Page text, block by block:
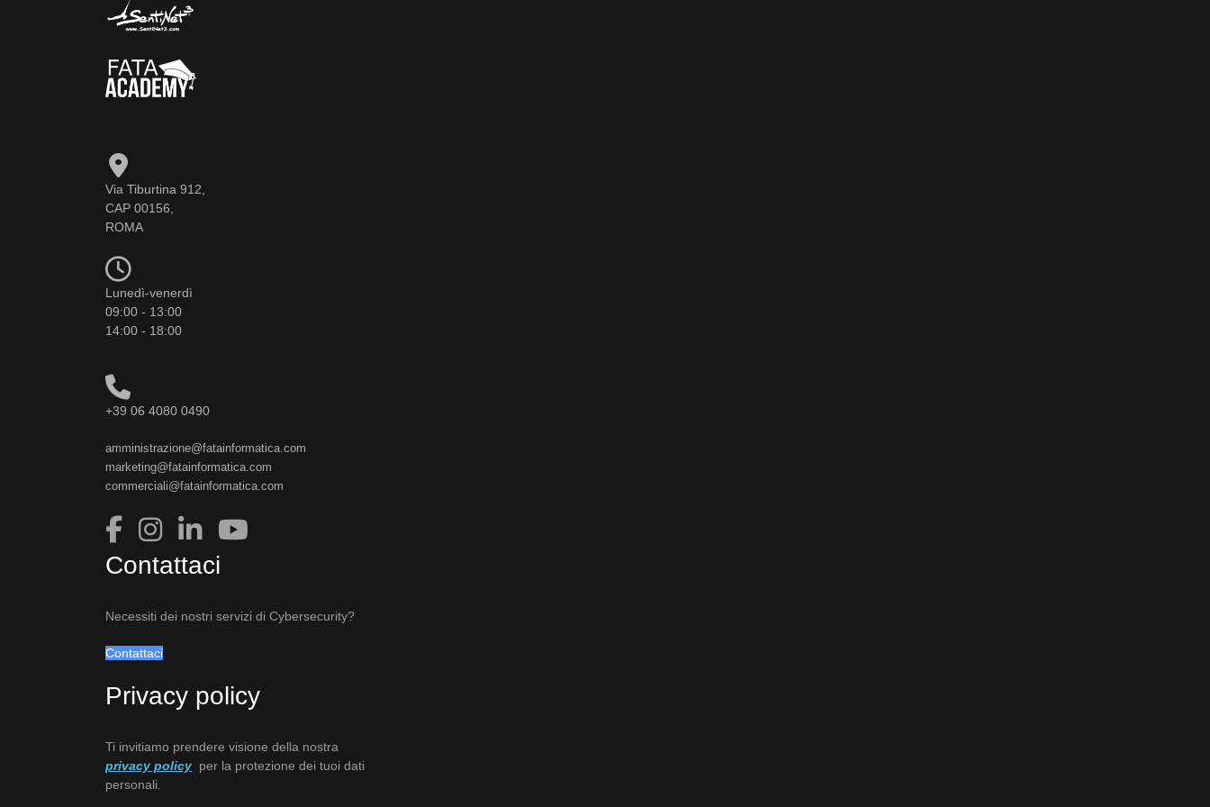
Via Tiburtina 912,
CAP 00156,
ROMA
Lunedì-venerdì
09:00 - 13:00
14:00 - 18:00
+39 06 4080 0490
amministrazione@fatainformatica.com
marketing@fatainformatica.com
commerciali@fatainformatica.com
Contattaci
Necessiti dei nostri servizi di Cybersecurity?
Contattaci
Privacy policy
Ti invitiamo prendere visione della nostra
privacy policy per la protezione dei tuoi dati
personali.